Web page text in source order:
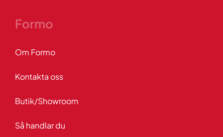
Formo
Om Formo
Kontakta oss
Butik/Showroom
Så handlar du